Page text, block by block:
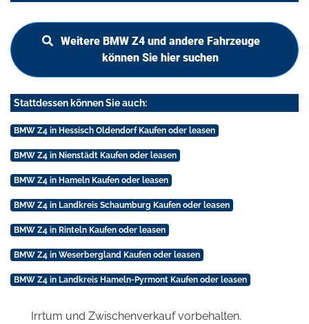
Weitere BMW Z4 und andere Fahrzeuge
können Sie hier suchen
Stattdessen können Sie auch:
BMW Z4 in Hessisch Oldendorf Kaufen oder leasen
BMW Z4 in Nienstädt Kaufen oder leasen
BMW Z4 in Hameln Kaufen oder leasen
BMW Z4 in Landkreis Schaumburg Kaufen oder leasen
BMW Z4 in Rinteln Kaufen oder leasen
BMW Z4 in Weserbergland Kaufen oder leasen
BMW Z4 in Landkreis Hameln-Pyrmont Kaufen oder leasen
Irrtum und Zwischenverkauf vorbehalten.